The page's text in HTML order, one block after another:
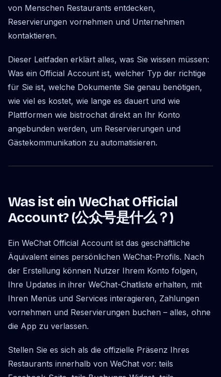
von Menschen Restaurants entdecken,
Reservierungen vornehmen und Unternehmen
kontaktieren.
Dieser Leitfaden erklärt alles, was Sie wissen müssen:
Was ein Official Account ist, welcher Typ der richtige
für Sie ist, welche Dokumente Sie genau benötigen,
wie viel es kostet, wie lange es dauert und wie
Plattformen wie bistrochat direkt an Ihr Konto
angebunden werden, um Reservierungen und
Gästekommunikation zu automatisieren.
Was ist ein WeChat Official
Account? (公众号是什么？)
Ein WeChat Official Account ist das geschäftliche
Äquivalent eines persönlichen WeChat-Profils. Nach
der Erstellung können Nutzer Ihrem Konto folgen,
Ihre Updates in ihrer WeChat-Chatliste erhalten, mit
Ihren Menüs und Services interagieren, Zahlungen
vornehmen und Reservierungen buchen – alles, ohne
die App zu verlassen.
Stellen Sie es sich als die offizielle Präsenz Ihres
Restaurants innerhalb von WeChat vor: teils